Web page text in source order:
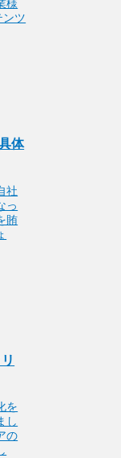
様
ンツ
体
社
っ
賄
を
し
の